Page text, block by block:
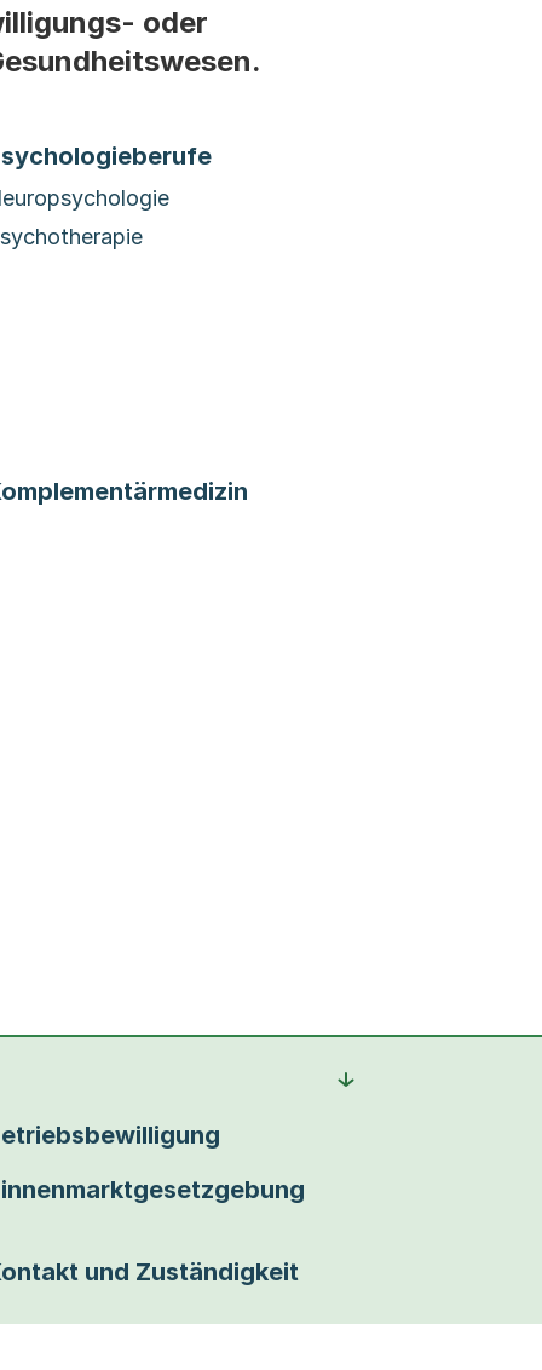
oder
und Zuständigkeit